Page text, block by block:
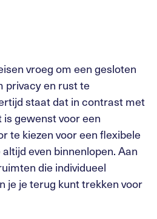
vroeg om een gesloten
privacy en rust te
staat dat in contrast met
gewenst voor een
te kiezen voor een flexibele
even binnenlopen. Aan
die individueel
je je terug kunt trekken voor